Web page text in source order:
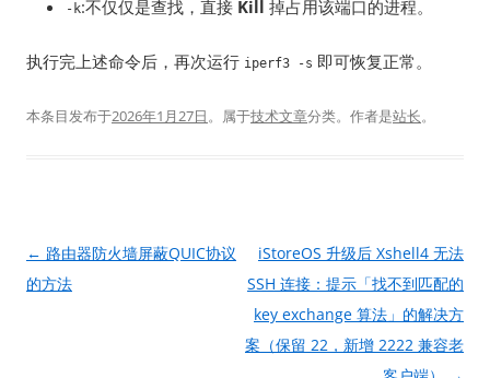
-k:不仅仅是查找，直接 Kill 掉占用该端口的进程。
执行完上述命令后，再次运行 iperf3 -s 即可恢复正常。
本条目发布于2026年1月27日。属于技术文章分类。 作者是站长。
文
章
← 路由器防火墙屏蔽QUIC协议
的方法
iStoreOS 升级后 Xshell4 无法
SSH 连接：提示「找不到匹配的
key exchange 算法」的解决方
案（保留 22，新增 2222 兼容老